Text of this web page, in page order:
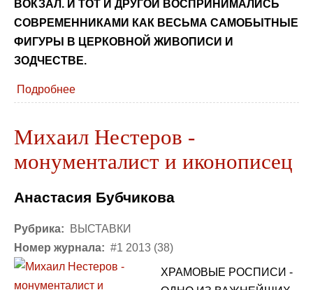
ВОКЗАЛ. И ТОТ И ДРУГОЙ ВОСПРИНИМАЛИСЬ
СОВРЕМЕННИКАМИ КАК ВЕСЬМА САМОБЫТНЫЕ
ФИГУРЫ В ЦЕРКОВНОЙ ЖИВОПИСИ И
ЗОДЧЕСТВЕ.
Подробнее
Михаил Нестеров -
монументалист и иконописец
Анастасия Бубчикова
Рубрика:
ВЫСТАВКИ
Номер журнала: #1 2013 (38)
ХРАМОВЫЕ РОСПИСИ -